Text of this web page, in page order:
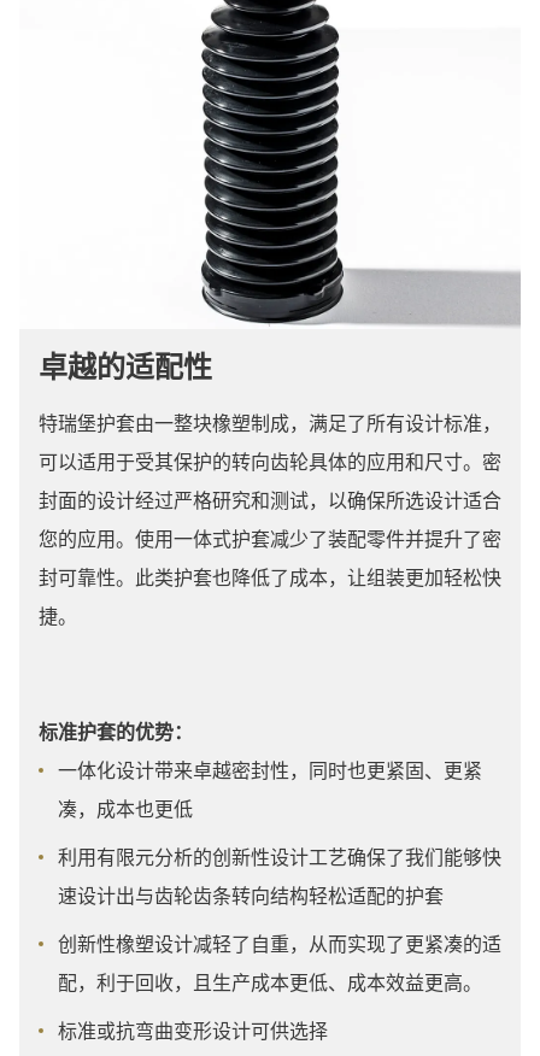
卓越的适配性
特瑞堡护套由一整块橡塑制成，满足了所有设计标准，
可以适用于受其保护的转向齿轮具体的应用和尺寸。密
封面的设计经过严格研究和测试，以确保所选设计适合
您的应用。使用一体式护套减少了装配零件并提升了密
封可靠性。此类护套也降低了成本，让组装更加轻松快
捷。
标准护套的优势：
一体化设计带来卓越密封性，同时也更紧固、更紧
凑，成本也更低
利用有限元分析的创新性设计工艺确保了我们能够快
速设计出与齿轮齿条转向结构轻松适配的护套
创新性橡塑设计减轻了自重，从而实现了更紧凑的适
配，利于回收，且生产成本更低、成本效益更高。
标准或抗弯曲变形设计可供选择